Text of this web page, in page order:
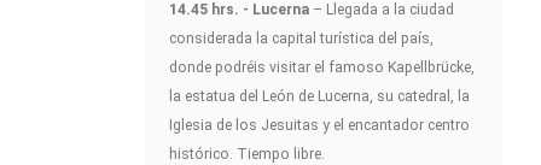
14.45 hrs. - Lucerna – Llegada a la ciudad
considerada la capital turística del país,
donde podréis visitar el famoso Kapellbrücke,
la estatua del León de Lucerna, su catedral, la
Iglesia de los Jesuitas y el encantador centro
histórico. Tiempo libre.